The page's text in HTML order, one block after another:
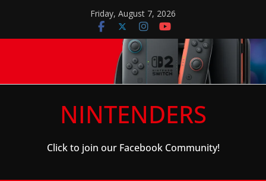
content
Friday, August 7, 2026
NINTENDERS
Click to join our Facebook Community!